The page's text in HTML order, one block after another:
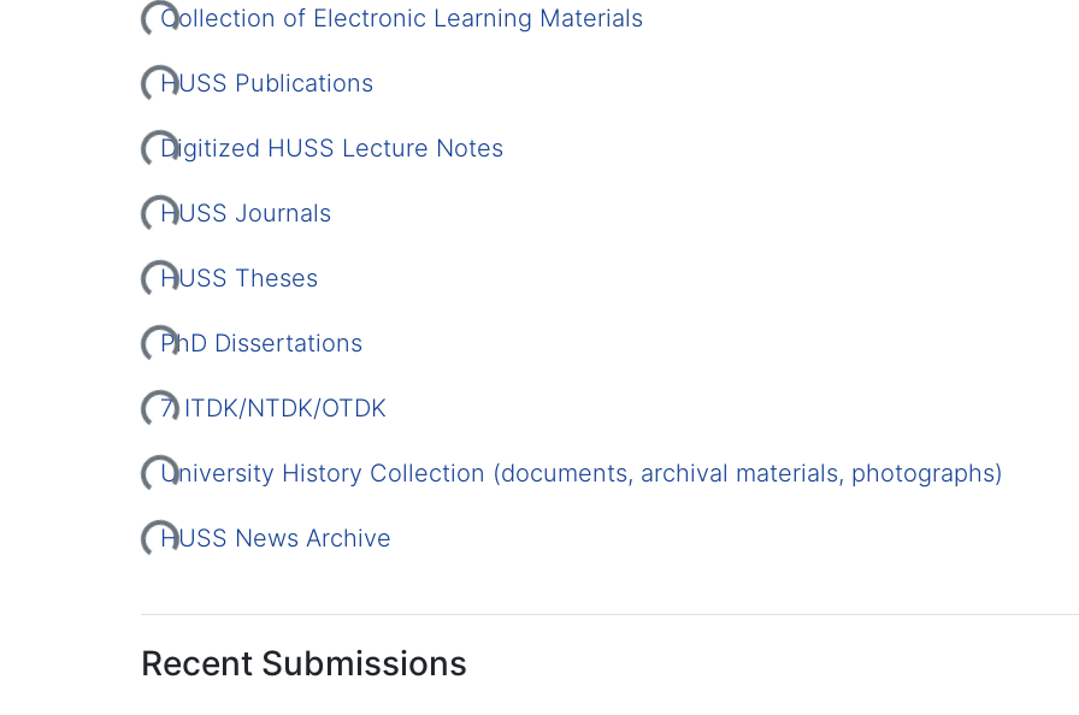
Loading...Collection of Electronic Learning Materials
Loading...HUSS Publications
Loading...Digitized HUSS Lecture Notes
Loading...HUSS Journals
Loading...HUSS Theses
Loading...PhD Dissertations
Loading...7. ITDK/NTDK/OTDK
Loading...University History Collection (documents, archival materials, photographs)
Loading...HUSS News Archive
Recent Submissions